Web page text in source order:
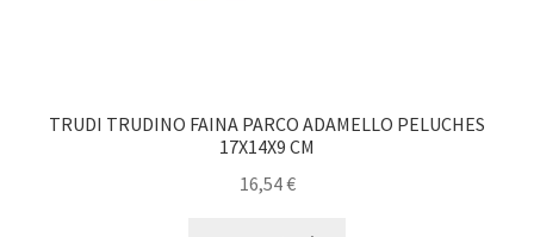
TRUDI TRUDINO FAINA PARCO ADAMELLO PELUCHES
17X14X9 CM
16,54€